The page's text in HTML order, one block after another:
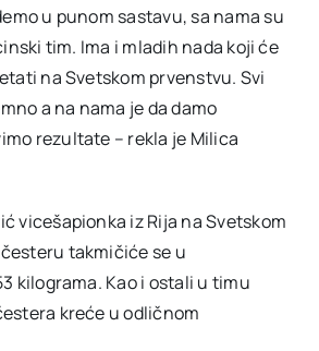
u punom sastavu, sa nama su
tim. Ima i mladih nada koji će
na Svetskom prvenstvu. Svi
a na nama je da damo
rezultate – rekla je Milica
vicešapionka iz Rija na Svetskom
takmičiće se u
kilograma. Kao i ostali u timu
kreće u odličnom